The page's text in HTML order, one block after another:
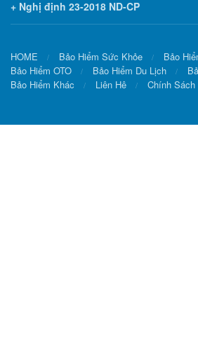
+ Nghị định 23-2018 ND-CP
HOME Bảo Hiểm Sức Khỏe
Bảo
Bảo Hiểm OTO
Bảo Hiểm Du Lịch
Bảo Hiểm Khác
Liên Hê Chính Sách